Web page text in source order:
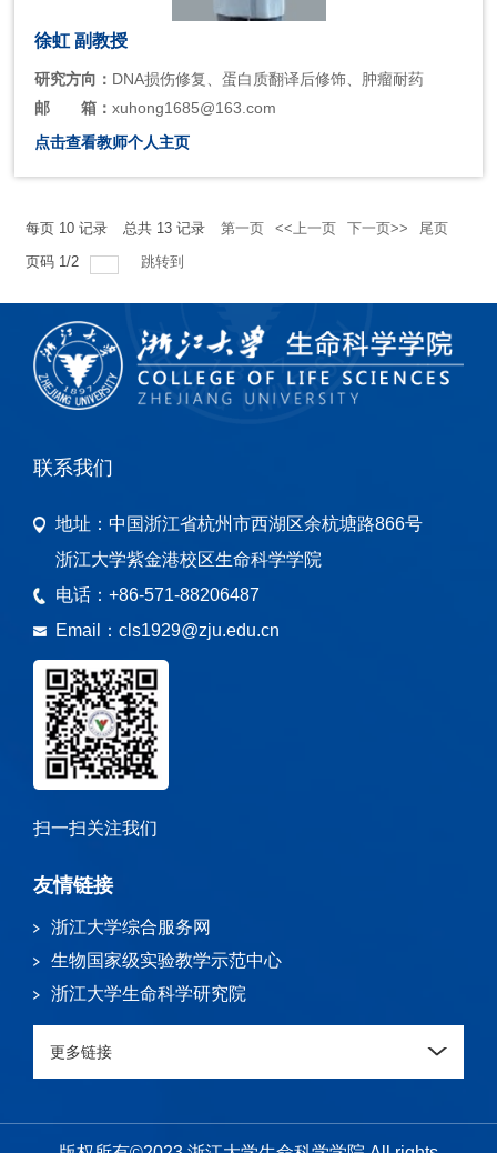
徐虹 副教授
研究方向： DNA损伤修复、蛋白质翻译后修饰、肿瘤耐药
邮
箱：xuhong1685@163.com
点击查看教师个人主页
每页 10 记录 总共 13 记录 第一页 <<上一页 下一页>>
尾页
页码 1/2 跳转到
联系我们
地址： 中国浙江省杭州市西湖区余杭塘路866号
浙江大学紫金港校区生命科学学院
电话： +86-571-88206487
Email： cls1929@zju.edu.cn
扫一扫关注我们
友情链接
浙江大学综合服务网
生物国家级实验教学示范中心
浙江大学生命科学研究院
更多链接